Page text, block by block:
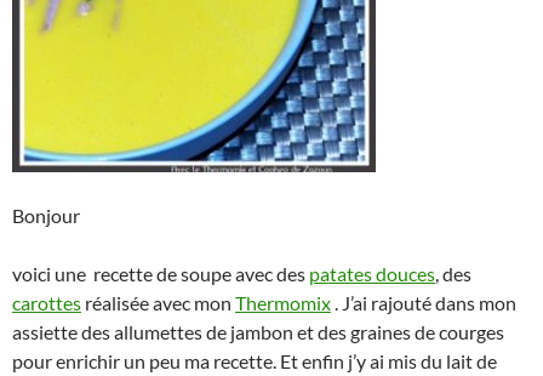
Bonjour
voici une recette de soupe avec des patates douces, des
carottes réalisée avec mon Thermomix. J’ai rajouté dans mon
assiette des allumettes de jambon et des graines de courges
pour enrichir un peu ma recette. Et enfin j’y ai mis du lait de